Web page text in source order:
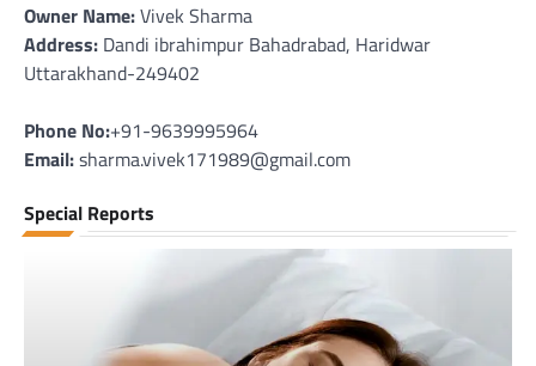
Owner Name:Vivek Sharma
Address: Dandi ibrahimpur Bahadrabad, Haridwar
Uttarakhand-249402
Phone No:+91-9639995964
Email:sharma.vivek171989@gmail.com
Special Reports